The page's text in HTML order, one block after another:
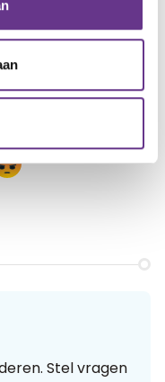
die wordt juist
Stel vragen